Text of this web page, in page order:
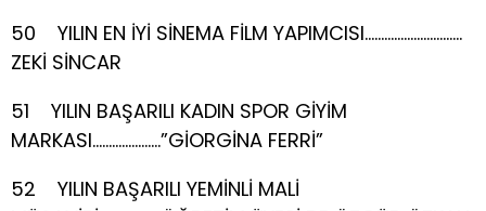
50 YILIN EN İYİ SİNEMA FİLM YAPIMCISI…………………………
ZEKİ SİNCAR
51 YILIN BAŞARILI KADIN SPOR GİYİM
MARKASI…………………”GİORGİNA FERRİ”
52 YILIN BAŞARILI YEMİNLİ MALİ